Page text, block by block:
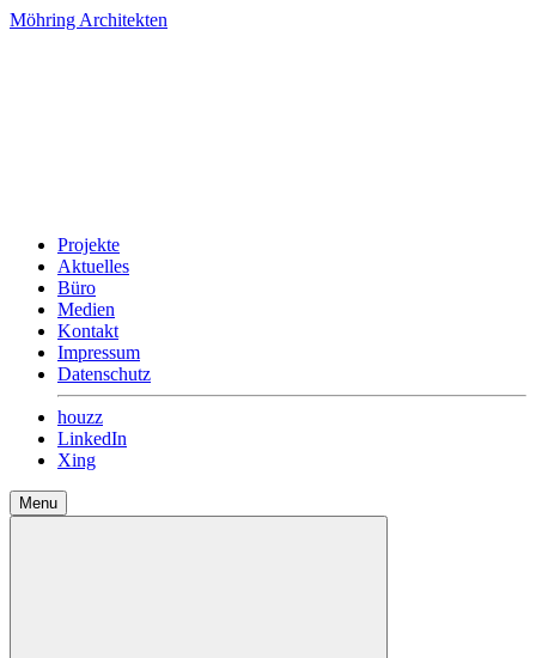
Möhring Architekten
Projekte
Aktuelles
Büro
Medien
Kontakt
Impressum
Datenschutz
houzz
LinkedIn
Xing
Menu